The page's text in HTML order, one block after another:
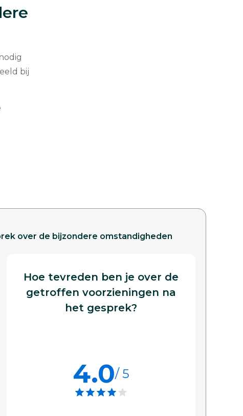
bij
over de bijzondere omstandigheden
Hoe tevreden ben je over de
getroffen voorzieningen na
het gesprek?
4.0/ 5